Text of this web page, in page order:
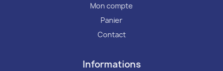
Mon compte
Panier
Contact
Informations